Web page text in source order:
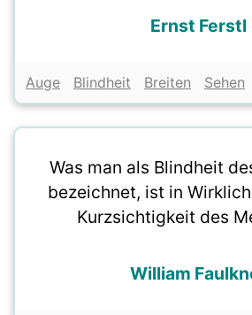
Ernst Ferstl
Auge Blindheit Breiten Sehen
Was man als Blindheit
bezeichnet, ist in
Kurzsichtigkeit des
William